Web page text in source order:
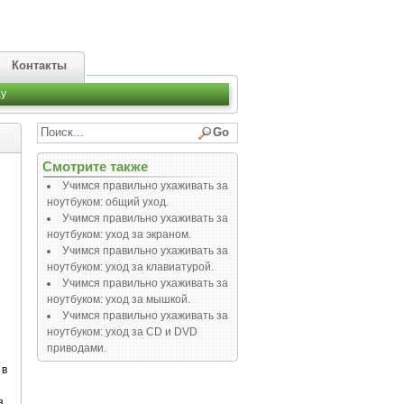
Контакты
Смотрите также
Учимся правильно ухаживать за
ноутбуком: общий уход.
Учимся правильно ухаживать за
ноутбуком: уход за экраном.
Учимся правильно ухаживать за
ноутбуком: уход за клавиатурой.
Учимся правильно ухаживать за
ноутбуком: уход за мышкой.
Учимся правильно ухаживать за
ноутбуком: уход за СD и DVD
приводами.